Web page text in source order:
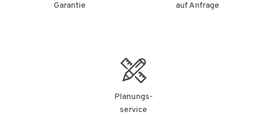
Garantie
auf Anfrage
Planungs-
service